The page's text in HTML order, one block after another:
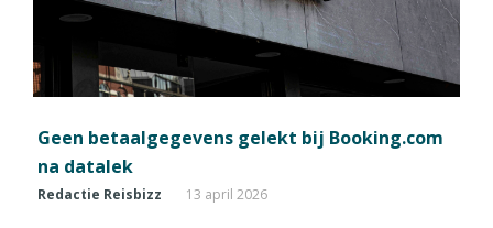
Geen betaalgegevens gelekt bij Booking.com
na datalek
Redactie Reisbizz 13 april 2026